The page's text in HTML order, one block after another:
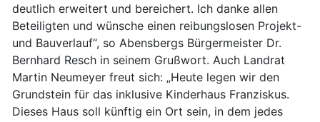
deutlich erweitert und bereichert. Ich danke allen
Beteiligten und wünsche einen reibungslosen Projekt-
und Bauverlauf“, so Abensbergs Bürgermeister Dr.
Bernhard Resch in seinem Grußwort. Auch Landrat
Martin Neumeyer freut sich: „Heute legen wir den
Grundstein für das inklusive Kinderhaus Franziskus.
Dieses Haus soll künftig ein Ort sein, in dem jedes